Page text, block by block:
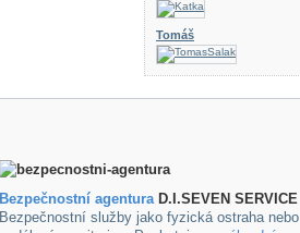
Tomáš
Bezpečnostní agenturaD.I.SEVEN SERVICE
Bezpečnostní služby jako fyzická ostraha nebo